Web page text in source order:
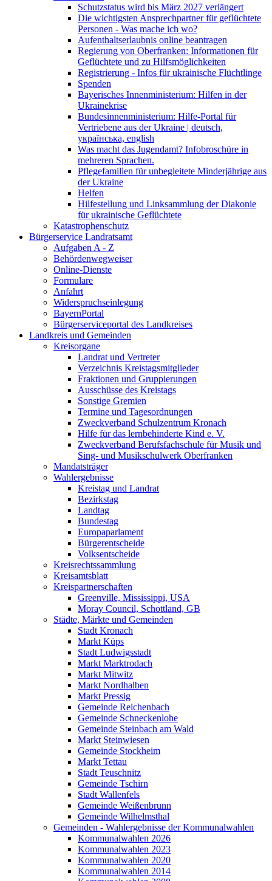
Schutzstatus wird bis März 2027 verlängert
Die wichtigsten Ansprechpartner für geflüchtete
Personen - Was mache ich wo?
Aufenthaltserlaubnis online beantragen
Regierung von Oberfranken: Informationen für
Geflüchtete und zu Hilfsmöglichkeiten
Registrierung - Infos für ukrainische Flüchtlinge
Spenden
Bayerisches Innenministerium: Hilfen in der
Ukrainekrise
Bundesinnenministerium: Hilfe-Portal für
Vertriebene aus der Ukraine | deutsch,
українська, english
Was macht das Jugendamt? Infobroschüre in
mehreren Sprachen.
Pflegefamilien für unbegleitete Minderjährige aus
der Ukraine
Helfen
Hilfestellung und Linksammlung der Diakonie
für ukrainische Geflüchtete
Katastrophenschutz
Bürgerservice Landratsamt
Aufgaben A - Z
Behördenwegweiser
Online-Dienste
Formulare
Anfahrt
Widerspruchseinlegung
BayernPortal
Bürgerserviceportal des Landkreises
Landkreis und Gemeinden
Kreisorgane
Landrat und Vertreter
Verzeichnis Kreistagsmitglieder
Fraktionen und Gruppierungen
Ausschüsse des Kreistags
Sonstige Gremien
Termine und Tagesordnungen
Zweckverband Schulzentrum Kronach
Hilfe für das lernbehinderte Kind e. V.
Zweckverband Berufsfachschule für Musik und
Sing- und Musikschulwerk Oberfranken
Mandatsträger
Wahlergebnisse
Kreistag und Landrat
Bezirkstag
Landtag
Bundestag
Europaparlament
Bürgerentscheide
Volksentscheide
Kreisrechtssammlung
Kreisamtsblatt
Kreispartnerschaften
Greenville, Mississippi, USA
Moray Council, Schottland, GB
Städte, Märkte und Gemeinden
Stadt Kronach
Markt Küps
Stadt Ludwigsstadt
Markt Marktrodach
Markt Mitwitz
Markt Nordhalben
Markt Pressig
Gemeinde Reichenbach
Gemeinde Schneckenlohe
Gemeinde Steinbach am Wald
Markt Steinwiesen
Gemeinde Stockheim
Markt Tettau
Stadt Teuschnitz
Gemeinde Tschirn
Stadt Wallenfels
Gemeinde Weißenbrunn
Gemeinde Wilhelmsthal
Gemeinden - Wahlergebnisse der Kommunalwahlen
Kommunalwahlen 2026
Kommunalwahlen 2023
Kommunalwahlen 2020
Kommunalwahlen 2014